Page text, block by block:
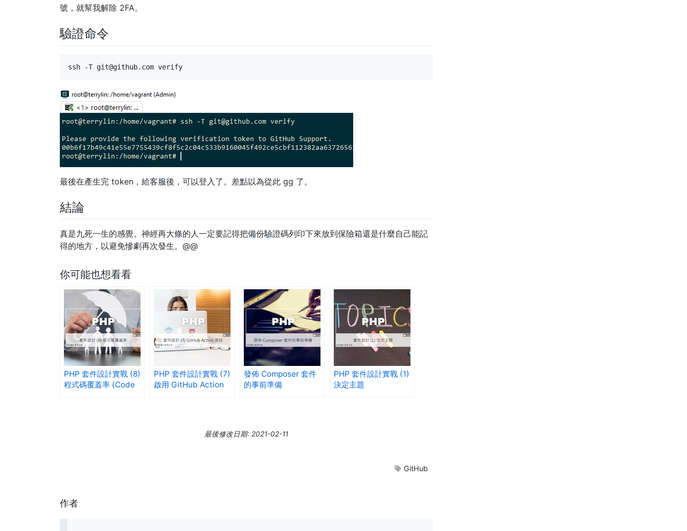
號，就幫我解除 2FA。
驗證命令
ssh -T git@github.com verify
最後在產生完 token，給客服後，可以登入了。差點以為從此 gg 了。
結論
真是九死一生的感覺。神經再大條的人一定要記得把備份驗證碼列印下來放到保險箱還是什麼自己能記
得的地方，以避免慘劇再次發生。@@
你可能也想看看
PHP 套件設計實戰 (8)
程式碼覆蓋率 (Code
PHP 套件設計實戰 (7)
啟用 GitHub Action
發佈 Composer 套件
的事前準備
PHP 套件設計實戰 (1)
決定主題
最後修改日期: 2021-02-11
GitHub
作者